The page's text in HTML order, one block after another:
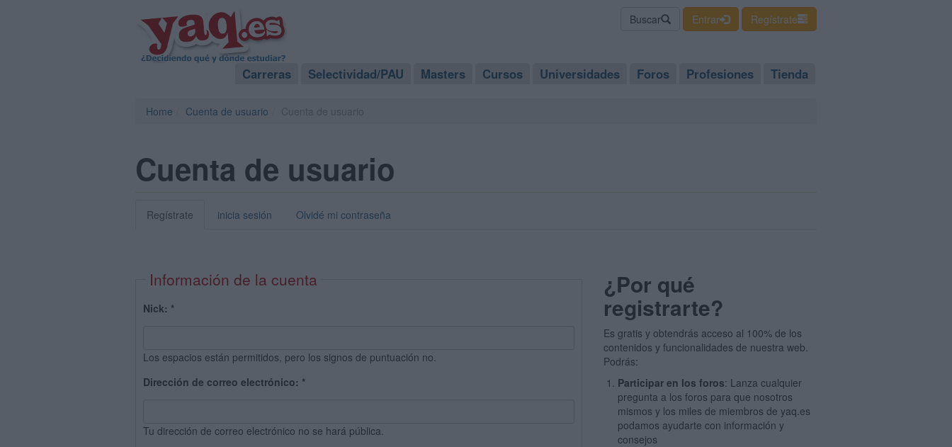
Buscar Entrar Regístrate
Carreras Selectividad/PAU Masters Cursos Universidades Foros Profesiones Tienda
Home Cuenta de usuario
Cuenta de usuario
Regístrate inicia sesión Olvidé mi contraseña
Información de la cuenta
Nick: *
Los espacios están permitidos, pero los signos de puntuación no.
Dirección de correo electrónico: *
Tu dirección de correo electrónico no se hará pública.
¿Por qué
registrarte?
Es gratis y obtendrás acceso al 100% de los
contenidos y funcionalidades de nuestra web.
Podrás:
Participar en los foros: Lanza cualquier
pregunta a los foros para que nosotros
mismos y los miles de miembros de yaq.es
podamos ayudarte con información y
consejos